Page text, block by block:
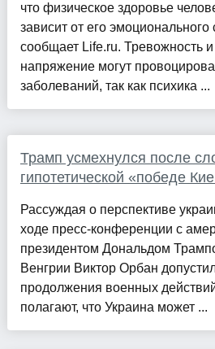
что физическое здоровье
зависит от его
сообщает Life.ru. Тревожность
напряжение могут
заболеваний, так как психика ...
Трамп усмехнулся после
гипотетической «победе
Рассуждая о перспективе
ходе пресс-конференции с
президентом Дональдом
Венгрии Виктор Орбан
продолжения военных
полагают, что Украина может ...